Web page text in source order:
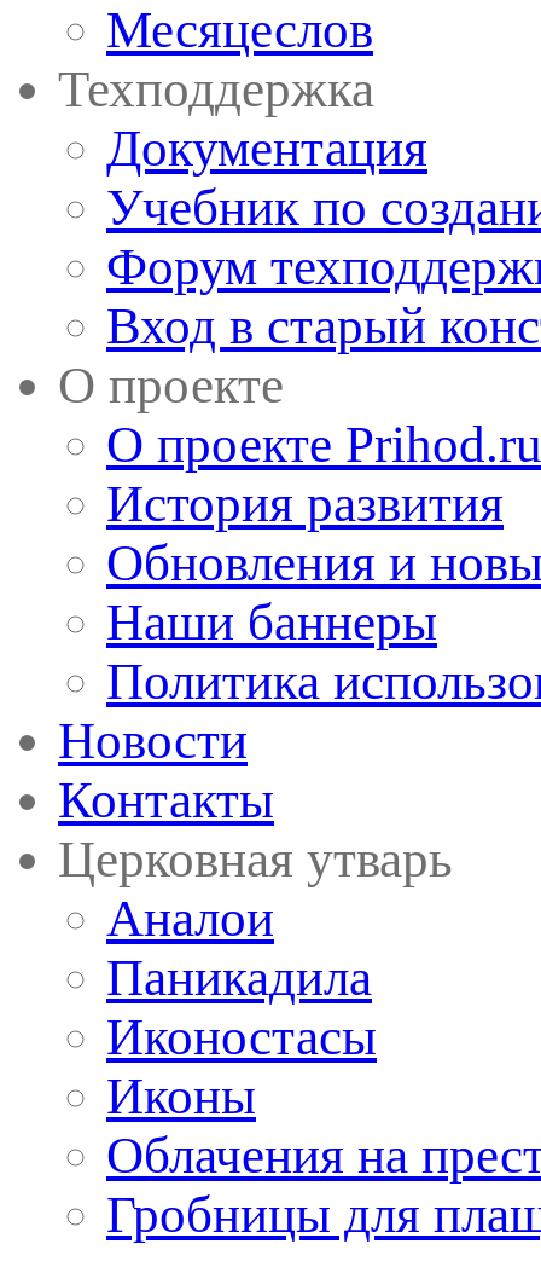
Месяцеслов
Техподдержка
Документация
Учебник по
Форум
Вход в старый
О проекте
О проекте Prihod.ru
История развития
Обновления и
Наши баннеры
Политика
Новости
Контакты
Церковная утварь
Аналои
Паникадила
Иконостасы
Иконы
Облачения на
Гробницы для